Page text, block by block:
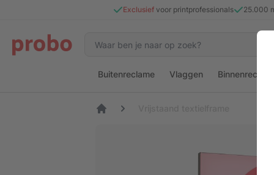
Exclusief voor printprofessionals 25.000
Buitenreclame Vlaggen